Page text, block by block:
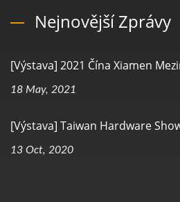
Nejnovější Zprávy
[Výstava] 2021 Čína Xiamen
18 May, 2021
[Výstava] Taiwan Hardware
13 Oct, 2020